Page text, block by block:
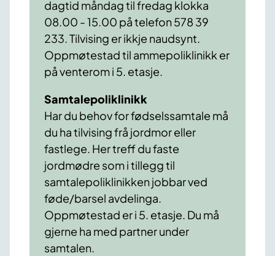
dagtid måndag til fredag klokka
08.00 - 15.00 på telefon 578 39
233. Tilvising er ikkje naudsynt.
Oppmøtestad til ammepoliklinikk er
på venterom i 5. etasje.
Samtalepoliklinikk
Har du behov for fødselssamtale må
du ha tilvising frå jordmor eller
fastlege. Her treff du faste
jordmødre som i tillegg til
samtalepoliklinikken jobbar ved
føde/barsel avdelinga.
Oppmøtestad er i 5. etasje. Du må
gjerne ha med partner under
samtalen.